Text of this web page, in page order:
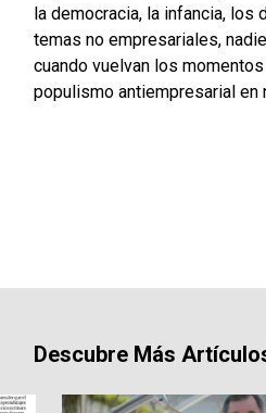
la democracia, la infancia,
temas no empresariales,
cuando vuelvan los
populismo antiempresarial en
Descubre Más